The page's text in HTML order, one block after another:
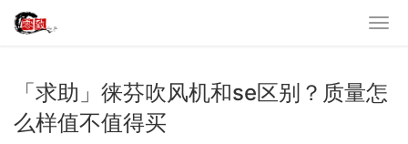
「求助」徕芬吹风机和se区别？质量怎
么样值不值得买